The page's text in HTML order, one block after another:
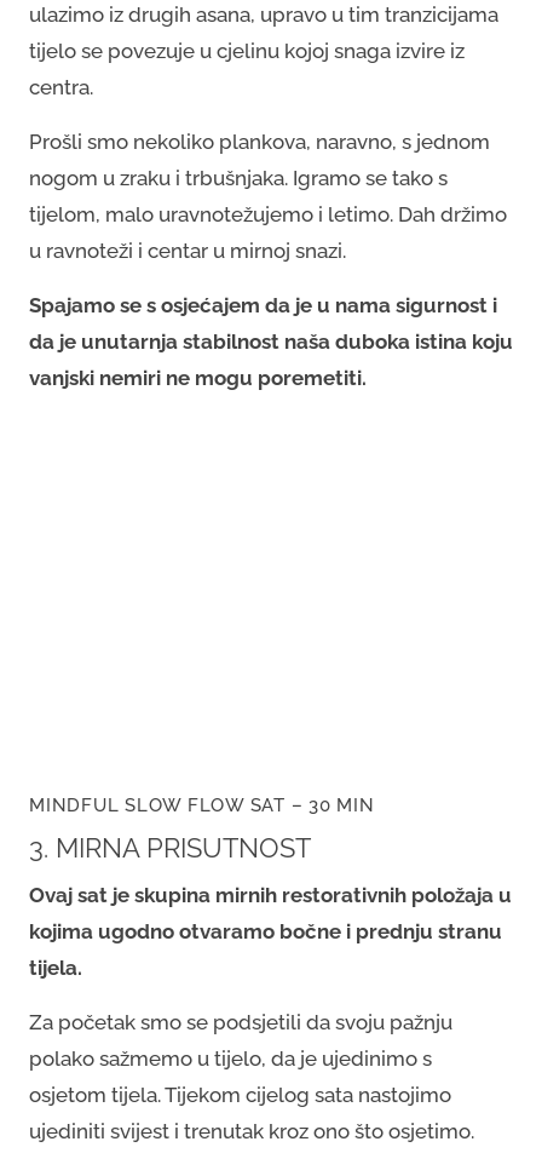
ulazimo iz drugih asana, upravo u tim tranzicijama
tijelo se povezuje u cjelinu kojoj snaga izvire iz
centra.
Prošli smo nekoliko plankova, naravno, s jednom
nogom u zraku i trbušnjaka. Igramo se tako s
tijelom, malo uravnotežujemo i letimo. Dah držimo
u ravnoteži i centar u mirnoj snazi.
Spajamo se s osjećajem da je u nama sigurnost i
da je unutarnja stabilnost naša duboka istina koju
vanjski nemiri ne mogu poremetiti.
MINDFUL SLOW FLOW SAT – 30 MIN
3. MIRNA PRISUTNOST
Ovaj sat je skupina mirnih restorativnih položaja u
kojima ugodno otvaramo bočne i prednju stranu
tijela.
Za početak smo se podsjetili da svoju pažnju
polako sažmemo u tijelo, da je ujedinimo s
osjetom tijela. Tijekom cijelog sata nastojimo
ujediniti svijest i trenutak kroz ono što osjetimo.